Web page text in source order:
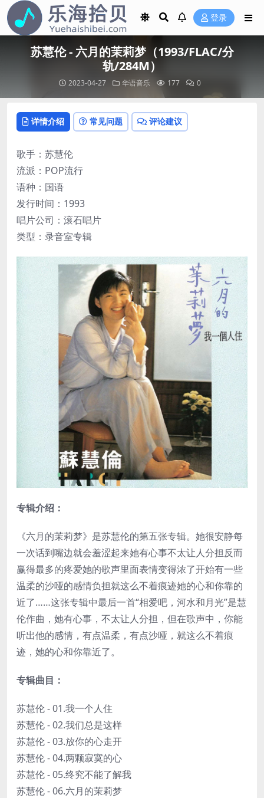
登录
苏慧伦 - 六月的茉莉梦（1993/FLAC/分
轨/284M）
2023-04-27 华语音乐 177 0
详情介绍 常见问题 评论建议
歌手：苏慧伦
流派：POP流行
语种：国语
发行时间：1993
唱片公司：滚石唱片
类型：录音室专辑
专辑介绍：
《六月的茉莉梦》是苏慧伦的第五张专辑。她很安静每
一次话到嘴边就会羞涩起来她有心事不太让人分担反而
赢得最多的疼爱她的歌声里面表情变得浓了开始有一些
温柔的沙哑的感情负担就这么不着痕迹她的心和你靠的
近了……这张专辑中最后一首“相爱吧，河水和月光”是慧
伦作曲，她有心事，不太让人分担，但在歌声中，你能
听出他的感情，有点温柔，有点沙哑，就这么不着痕
迹，她的心和你靠近了。
专辑曲目：
苏慧伦 - 01.我一个人住
苏慧伦 - 02.我们总是这样
苏慧伦 - 03.放你的心走开
苏慧伦 - 04.两颗寂寞的心
苏慧伦 - 05.终究不能了解我
苏慧伦 - 06.六月的茉莉梦